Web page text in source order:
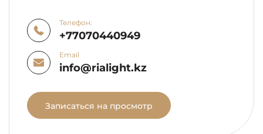
Телефон:
+77070440949
Email
info@rialight.kz
Записаться на просмотр